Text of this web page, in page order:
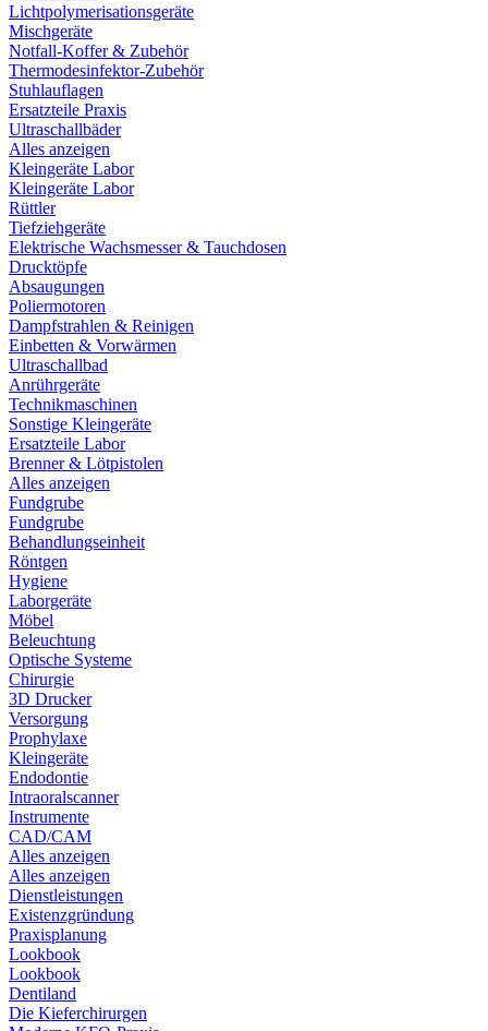
Lichtpolymerisationsgeräte
Mischgeräte
Notfall-Koffer & Zubehör
Thermodesinfektor-Zubehör
Stuhlauflagen
Ersatzteile Praxis
Ultraschallbäder
Alles anzeigen
Kleingeräte Labor
Kleingeräte Labor
Rüttler
Tiefziehgeräte
Elektrische Wachsmesser & Tauchdosen
Drucktöpfe
Absaugungen
Poliermotoren
Dampfstrahlen & Reinigen
Einbetten & Vorwärmen
Ultraschallbad
Anrührgeräte
Technikmaschinen
Sonstige Kleingeräte
Ersatzteile Labor
Brenner & Lötpistolen
Alles anzeigen
Fundgrube
Fundgrube
Behandlungseinheit
Röntgen
Hygiene
Laborgeräte
Möbel
Beleuchtung
Optische Systeme
Chirurgie
3D Drucker
Versorgung
Prophylaxe
Kleingeräte
Endodontie
Intraoralscanner
Instrumente
CAD/CAM
Alles anzeigen
Alles anzeigen
Dienstleistungen
Existenzgründung
Praxisplanung
Lookbook
Lookbook
Dentiland
Die Kieferchirurgen